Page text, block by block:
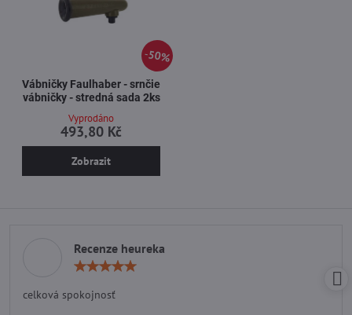
50%
Vábničky Faulhaber - srnčie
vábničky - stredná sada 2ks
Vyprodáno
493,80 Kč
Zobrazit
Recenze heureka
celková spokojnosť